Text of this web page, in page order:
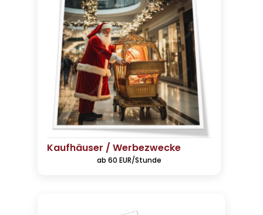
Kaufhäuser / Werbezwecke
ab 60 EUR/Stunde